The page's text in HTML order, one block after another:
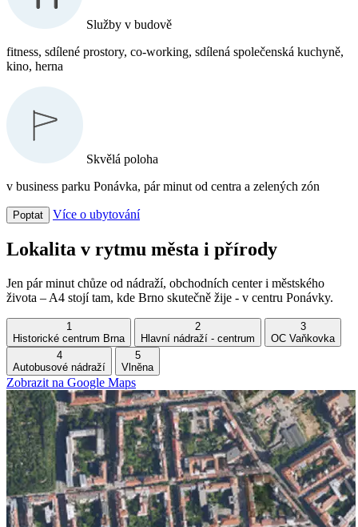
Služby v budově
fitness, sdílené prostory, co-working, sdílená společenská kuchyně,
kino, herna
Skvělá poloha
v business parku Ponávka, pár minut od centra a zelených zón
Poptat Více o ubytování
Lokalita v rytmu města i přírody
Jen pár minut chůze od nádraží, obchodních center i městského
života – A4 stojí tam, kde Brno skutečně žije - v centru Ponávky.
1
Historické centrum Brna
2
Hlavní nádraží - centrum
3
OC Vaňkovka
4
Autobusové nádraží
5
Vlněna
Zobrazit na Google Maps